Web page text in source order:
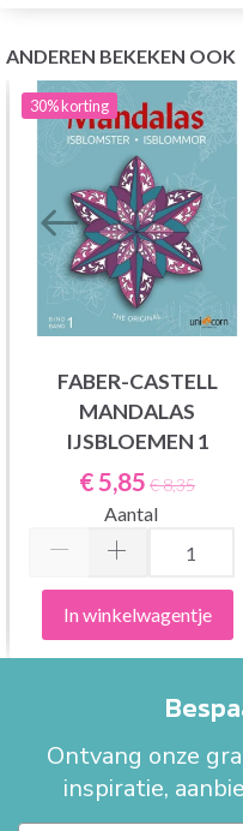
ANDEREN BEKEKEN OOK
30%korting
FABER-CASTELL
MANDALAS
IJSBLOEMEN 1
€ 5,85 € 8,35
Aantal
In winkelwagentje
Ontvang onze
inspiratie,